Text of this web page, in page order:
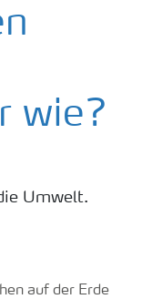
wie?
Umwelt.
auf der Erde